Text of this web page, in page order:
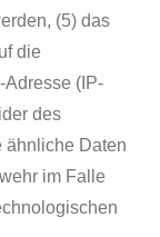
(5) das
die
Adresse (IP-
des
ähnliche Daten
im Falle